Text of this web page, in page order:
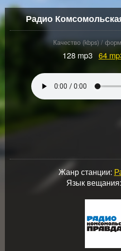
Радио
Качество (kbps) /
128 mp3 64
Жанр станции:
Язык вещания: